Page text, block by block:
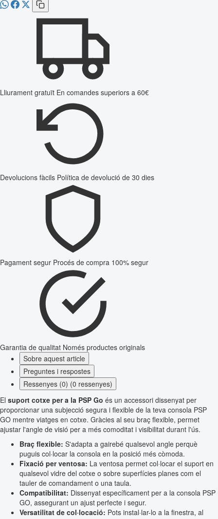
Lliurament gratuït En comandes superiors a 60€
Devolucions fàcils Política de devolució de 30 dies
Pagament segur Procés de compra 100% segur
Garantia de qualitat Només productes originals
Sobre aquest article
Preguntes i respostes
Ressenyes (0) (0 ressenyes)
El suport cotxe per a la PSP Go és un accessori dissenyat per
proporcionar una subjecció segura i flexible de la teva consola PSP
GO mentre viatges en cotxe. Gràcies al seu braç flexible, permet
ajustar l'angle de visió per a més comoditat i visibilitat durant l'ús.
Braç flexible: S'adapta a gairebé qualsevol angle perquè
puguis col·locar la consola en la posició més còmoda.
Fixació per ventosa: La ventosa permet col·locar el suport en
qualsevol vidre del cotxe o sobre superfícies planes com el
tauler de comandament o una taula.
Compatibilitat: Dissenyat específicament per a la consola PSP
GO, assegurant un ajust perfecte i segur.
Versatilitat de col·locació: Pots instal·lar-lo a la finestra, al